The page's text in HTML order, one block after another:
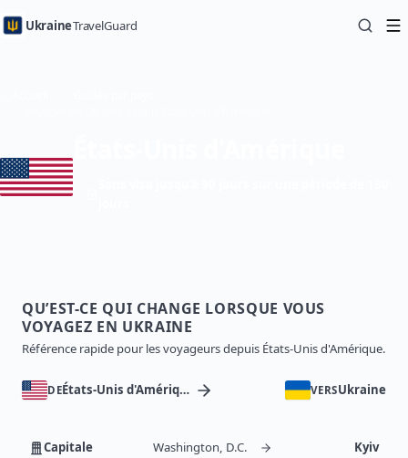
UkraineTravelGuard
QU’EST-CE QUI CHANGE LORSQUE VOUS
VOYAGEZ EN UKRAINE
Référence rapide pour les voyageurs depuis États-Unis d'Amérique.
DE États-Unis d'Amérique VERSUkraine
Capitale Washington, D.C. Kyiv